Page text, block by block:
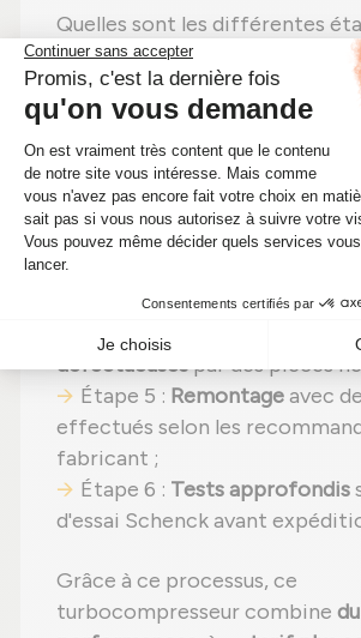
Quelles sont les différentes
reconditionnement d'un turbo
référence 454096-0001 ?
Étape 1 : Désassemblage
contrôle complet ;
Étape 2 :Nettoyage
éliminer toute impureté ;
composant ;
Étape 4 :
Remplacement des
défectueusespar des pièces
Étape 5 : Remontageavec
effectués selon les
fabricant ;
Étape 6 : Tests approfondis
d'essai Schenck avant
Grâce à ce processus, ce
turbocompresseur combine